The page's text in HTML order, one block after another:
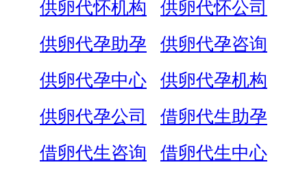
供卵代怀机构
供卵代怀公司
供卵代孕助孕
供卵代孕咨询
供卵代孕中心
供卵代孕机构
供卵代孕公司
借卵代生助孕
借卵代生咨询
借卵代生中心